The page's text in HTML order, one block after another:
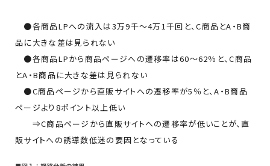
●各商品LPへの流入は3万9千～4万1千回と、C商品とA・B商
品に大きな差は見られない
●各商品LPから商品ページへの遷移率は60～62％と、C商品
とA・B商品に大きな差は見られない
●C商品ページから直販サイトへの遷移率が5％と、A・B商品
ページより8ポイント以上低い
⇒C商品ページから直販サイトへの遷移率が低いことが、直
販サイトへの誘導数低迷の要因となっている